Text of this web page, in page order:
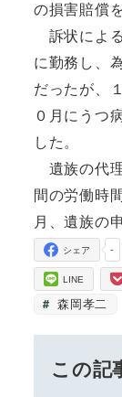
の損害賠償
訴状によ
に勤務し、
だったが、
０月にうつ
した。
遺族の代
間の労働時
月、遺族の
-
シェア
LINE
森岡孝二
この記